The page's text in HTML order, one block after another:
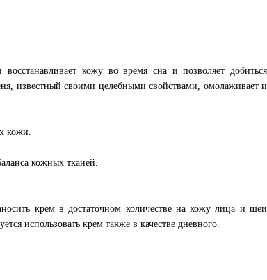
восстанавливает кожу во время сна и позволяет добиться
известный своими целебными свойствами, омолаживает и
кожи.
кожных тканей.
крем в достаточном количестве на кожу лица и шеи
использовать крем также в качестве дневного.